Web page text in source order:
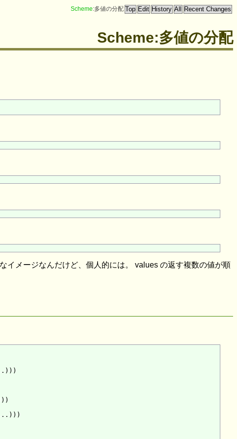
Scheme:多値の分配
Scheme:多値の分配
イメージなんだけど、個人的には。 values の返す複数の値が順